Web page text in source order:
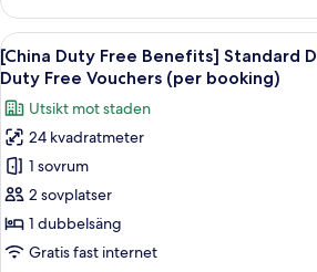
Shilla
Duty
Free
Vouchers
(per
booking)
Duty
Free
Benefits]
Deluxe
Double
Room
+
Shilla
Duty
Vouchers
(per
Öppna
alla
foton
för
[China
Duty
Free
Benefits]
Standard
8
[China Duty Free Benefits] Standard
Duty Free Vouchers (per booking)
Utsikt mot staden
24 kvadratmeter
1 sovrum
2 sovplatser
1 dubbelsäng
Gratis fast internet